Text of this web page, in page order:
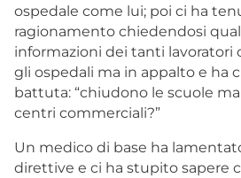
ospedale come lui; poi ci ha
ragionamento chiedendosi
informazioni dei tanti lavoratori
gli ospedali ma in appalto e ha
battuta: “chiudono le scuole
centri commerciali?”
Un medico di base ha
direttive e ci ha stupito sapere